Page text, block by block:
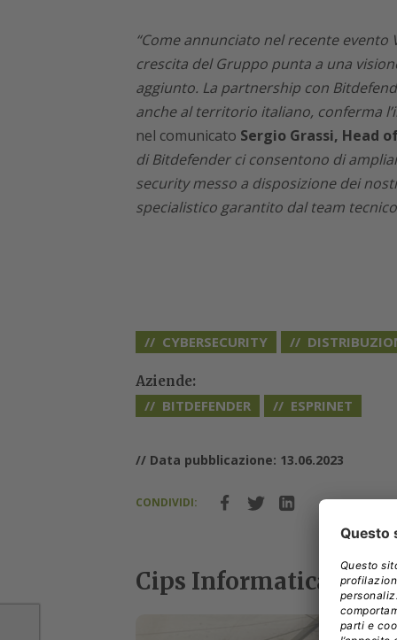
“Come annunciato nel recente evento
crescita del Gruppo punta a una
aggiunto. La partnership con
anche al territorio italiano, conferma
nel comunicato Sergio Grassi, Head
di Bitdefender ci consentono di
security messo a disposizione dei
specialistico garantito dal team
CYBERSECURITY
Aziende:
BITDEFENDER ESPRINET
// Data pubblicazione: 13.06.2023
CONDIVIDI:
Cips Informatica,